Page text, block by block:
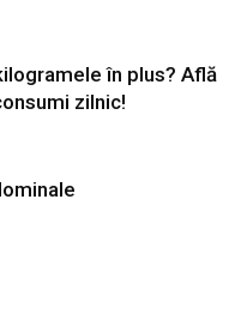
în plus? Află
zilnic!